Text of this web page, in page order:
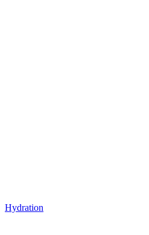
Hydration